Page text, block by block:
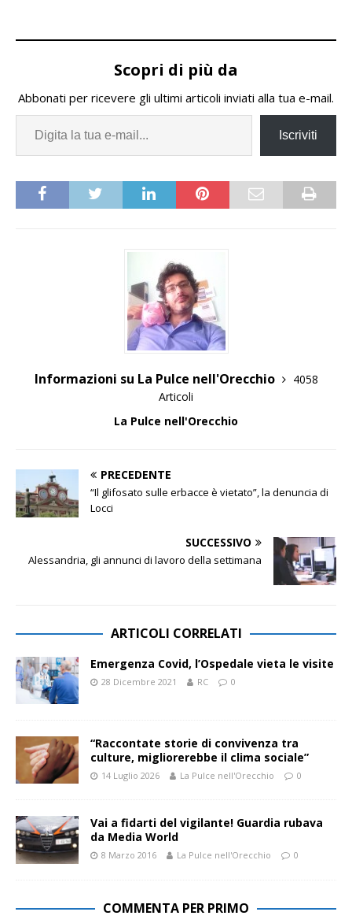
Scopri di più da
Abbonati per ricevere gli ultimi articoli inviati alla tua e-mail.
Iscriviti
Informazioni su La Pulce nell'Orecchio
4058
Articoli
La Pulce nell'Orecchio
PRECEDENTE
“Il glifosato sulle erbacce è vietato”, la denuncia di
Locci
SUCCESSIVO
Alessandria, gli annunci di lavoro della settimana
ARTICOLI CORRELATI
Emergenza Covid, l’Ospedale vieta le visite
28 Dicembre 2021 RC 0
“Raccontate storie di convivenza tra
culture, migliorerebbe il clima sociale”
14 Luglio 2026 La Pulce nell'Orecchio 0
Vai a fidarti del vigilante! Guardia rubava
da Media World
8 Marzo 2016 La Pulce nell'Orecchio 0
COMMENTA PER PRIMO